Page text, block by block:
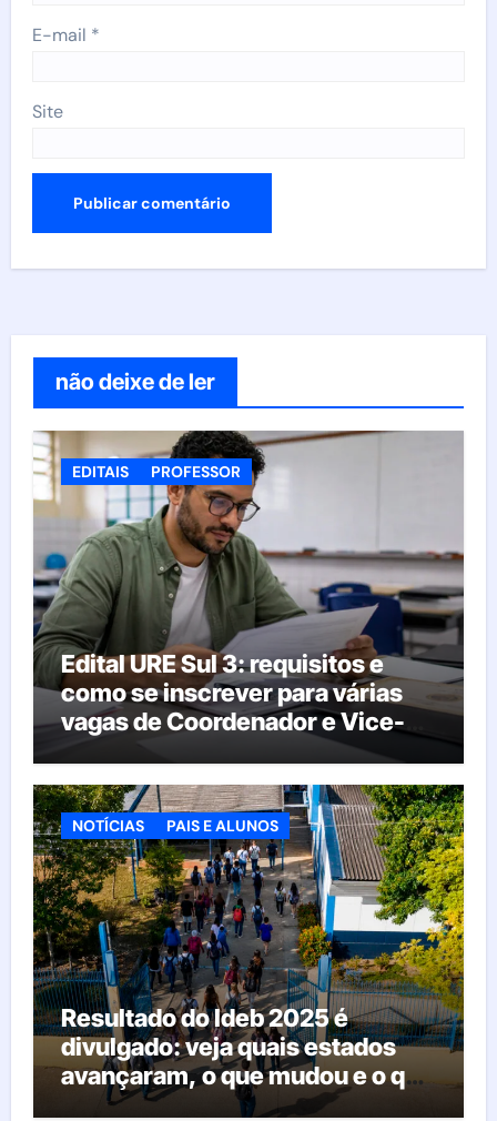
E-mail *
Site
não deixe de ler
EDITAIS PROFESSOR
Edital URE Sul 3: requisitos e
como se inscrever para várias
vagas de Coordenador e Vice-
Diretor
NOTÍCIAS PAIS E ALUNOS
Resultado do Ideb 2025 é
divulgado: veja quais estados
avançaram, o que mudou e o que
esperar da educação brasileira